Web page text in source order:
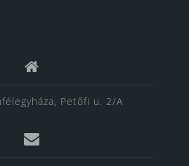
Petőfi u. 2/A